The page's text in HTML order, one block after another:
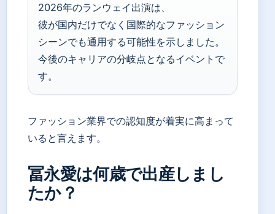
2026年のランウェイ出演は、
彼が国内だけでなく国際的なファッション
シーンでも通用する可能性を示しました。
今後のキャリアの分岐点となるイベントで
す。
ファッション業界での認知度が着実に高まって
いると言えます。
冨永愛は何歳で出産しまし
たか？